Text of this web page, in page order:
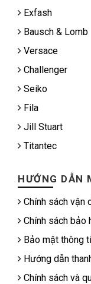
Exfash
Bausch & Lomb
Versace
Challenger
Seiko
Fila
Jill Stuart
Titantec
HƯỚNG DẪN
Chính sách vận
Chính sách bảo
Bảo mật thông
Hướng dẫn
Chính sách và